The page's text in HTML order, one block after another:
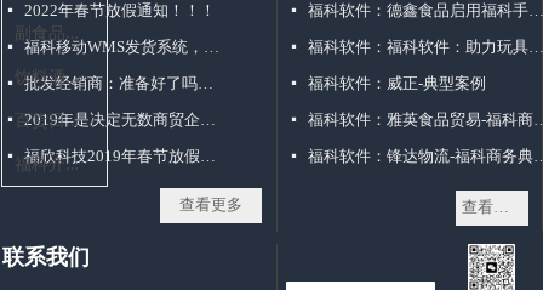
넷 2022年春节放假通知！！！
넷 福科移动WMS发货系统，仓库管理好帮手！
넷 批发经销商：准备好了吗？点击接收你的3000+客户，不点毁终生
넷 2019年是决定无数商贸企业命运的一年
넷 福欣科技2019年春节放假通知
넷 福科软件：德鑫食品启用福科手机移动销售软件
넷 福科软件：福科软件：助力玩具经销打破困局“玩转”移动进销存
넷 福科软件：威正-典型案例
넷 福科软件：雅英
넷 福科软件：锋达
联系我们
查看更多 查看更多
副
食品批发行业
饮
料酒水批发行业
百
货日化批发行业
福
科介绍资料补充--1558805179-东莞市福欣电脑科技有限公司